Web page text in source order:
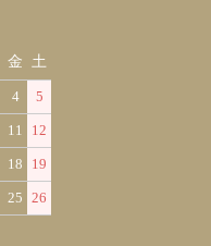
金 土
4 5
11 12
18 19
25 26